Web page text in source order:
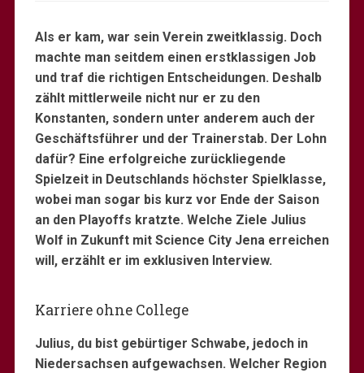
Als er kam, war sein Verein zweitklassig. Doch
machte man seitdem einen erstklassigen Job
und traf die richtigen Entscheidungen. Deshalb
zählt mittlerweile nicht nur er zu den
Konstanten, sondern unter anderem auch der
Geschäftsführer und der Trainerstab. Der Lohn
dafür? Eine erfolgreiche zurückliegende
Spielzeit in Deutschlands höchster Spielklasse,
wobei man sogar bis kurz vor Ende der Saison
an den Playoffs kratzte. Welche Ziele Julius
Wolf in Zukunft mit Science City Jena erreichen
will, erzählt er im exklusiven Interview.
Karriere ohne College
Julius, du bist gebürtiger Schwabe, jedoch in
Niedersachsen aufgewachsen. Welcher Region